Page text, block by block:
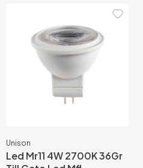
Unison
Led Mr11 4W 2700K 36Gr